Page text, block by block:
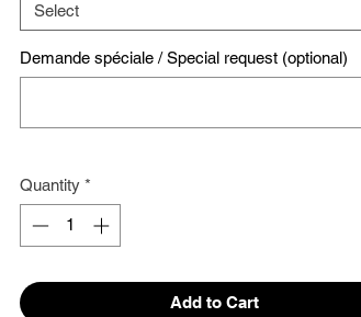
Select
Demande spéciale / Special request (optional)
Quantity *
Add to Cart